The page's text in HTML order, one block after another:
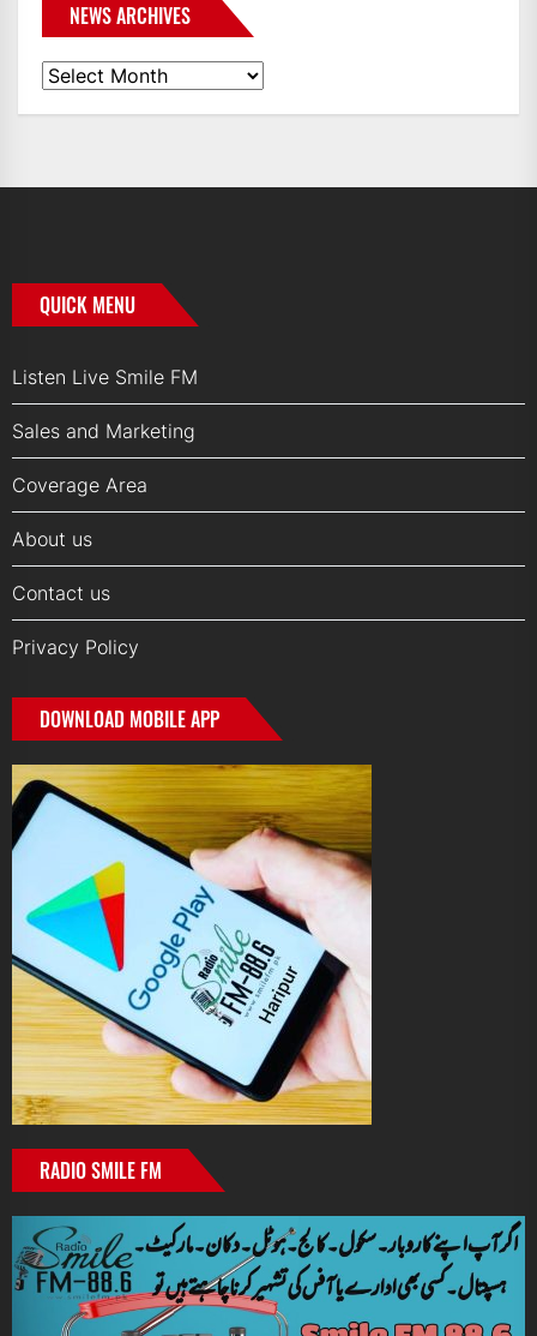
NEWS ARCHIVES
News
QUICK MENU
Listen Live Smile FM
Sales and Marketing
Coverage Area
About us
Contact us
Privacy Policy
DOWNLOAD MOBILE APP
RADIO SMILE FM